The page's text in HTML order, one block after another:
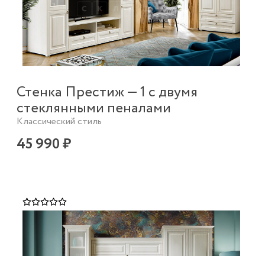
Стенка Престиж — 1 с двумя
стеклянными пеналами
Классический стиль
45 990 ₽